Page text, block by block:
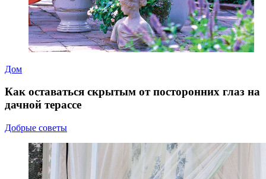
Дом
Как оставаться скрытым от посторонних глаз на
дачной терассе
Добрые советы